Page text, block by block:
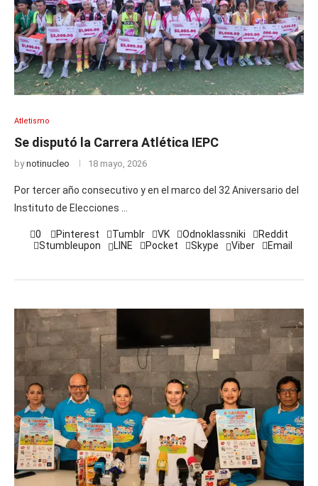
Atletismo
Se disputó la Carrera Atlética IEPC
bynotinucleo 18 mayo, 2026
Por tercer año consecutivo y en el marco del 32 Aniversario del
Instituto de Elecciones …
0 Pinterest Tumblr VK Odnoklassniki
Reddit
Stumbleupon
LINE Pocket Skype Viber Email